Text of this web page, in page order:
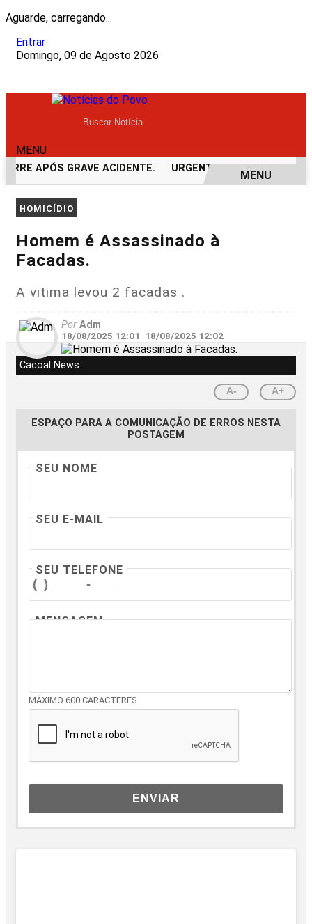
Aguarde, carregando...
Entrar
Domingo, 09 de Agosto 2026
MENU
APÓS GRAVE ACIDENTE. URGENTE! LATAM EM JI-
EM ALTA
MENU
HOMICÍDIO
Homem é Assassinado à
Facadas.
A vitima levou 2 facadas .
Por Adm
18/08/2025 12:01 18/08/2025 12:02
Cacoal News
A- A+
ESPAÇO PARA A COMUNICAÇÃO DE ERROS NESTA
POSTAGEM
SEU NOME
SEU E-MAIL
SEU TELEFONE
MENSAGEM
MÁXIMO 600 CARACTERES.
ENVIAR